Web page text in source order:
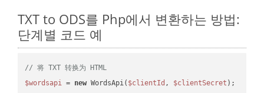
TXT to ODS를 Php에서 변환하는 방법:
단계별 코드 예
// 将 TXT 转换为 HTML
$wordsapi = new WordsApi( $clientId , $clientSecret